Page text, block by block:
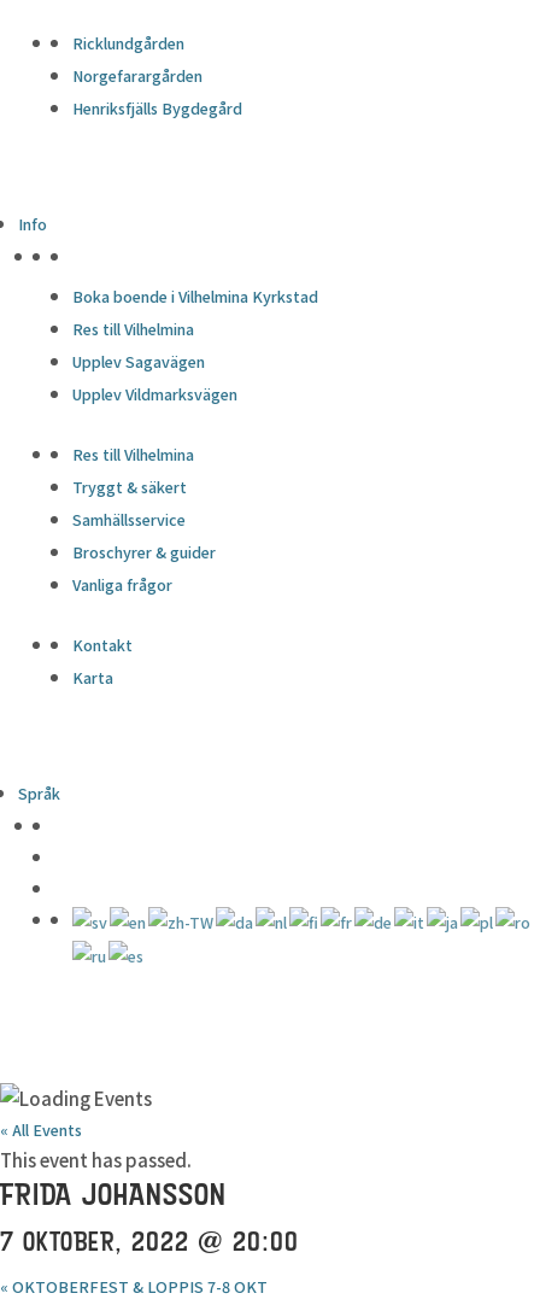
Ricklundgården
Norgefarargården
Henriksfjälls Bygdegård
Info
Boka boende i Vilhelmina Kyrkstad
Res till Vilhelmina
Upplev Sagavägen
Upplev Vildmarksvägen
Res till Vilhelmina
Tryggt & säkert
Samhällsservice
Broschyrer & guider
Vanliga frågor
Kontakt
Karta
Språk
« All Events
This event has passed.
FRIDA JOHANSSON
7 OKTOBER, 2022 @ 20:00
« OKTOBERFEST & LOPPIS 7-8 OKT